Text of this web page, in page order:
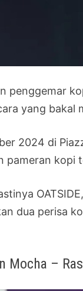
penggemar
yang
2024 di
pameran kopi
dua perisa
Mocha –